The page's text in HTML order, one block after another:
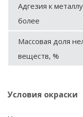
Адгезия к
более
Массовая доля
веществ, %
Условия окраски